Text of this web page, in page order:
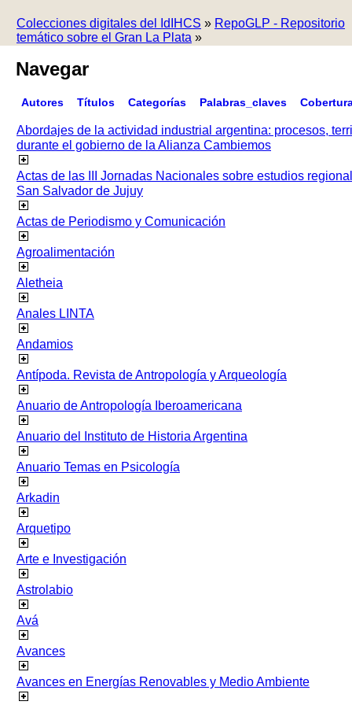
Colecciones digitales del IdIHCS » RepoGLP - Repositorio
temático sobre el Gran La Plata »
Navegar
Autores Títulos Categorías Palabras_claves
Abordajes de la actividad industrial argentina: procesos,
durante el gobierno de la Alianza Cambiemos
Actas de las III Jornadas Nacionales sobre estudios
San Salvador de Jujuy
Actas de Periodismo y Comunicación
Agroalimentación
Aletheia
Anales LINTA
Andamios
Antípoda. Revista de Antropología y Arqueología
Anuario de Antropología Iberoamericana
Anuario del Instituto de Historia Argentina
Anuario Temas en Psicología
Arkadin
Arquetipo
Arte e Investigación
Astrolabio
Avá
Avances
Avances en Energías Renovables y Medio Ambiente